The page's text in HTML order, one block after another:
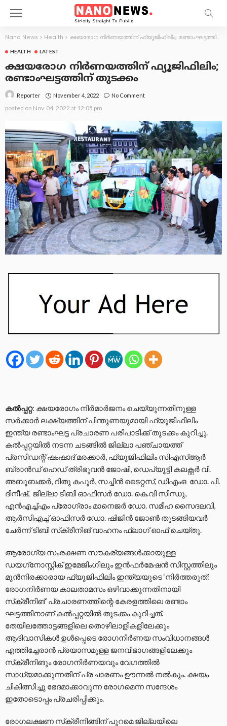
Nano News > Health > ക്ഷയരോഗ നിര്‍ണയത്തിന് ഫ്യൂജിഫിലിം; രണ്ടാംഘട്ടത്തിന് തുടക്കം
HEALTH LATEST
ക്ഷയരോഗ നിര്‍ണയത്തിന് ഫ്യൂജിഫിലിം;
രണ്ടാംഘട്ടത്തിന് തുടക്കം
Reporter November 4, 2022 No Comment
posted on Nov. 04, 2022 at 12:05 pm
കല്‍പ്പറ്റ: ക്ഷയരോഗം നിര്‍മാര്‍ജനം ചെയ്യുന്നതിനുള്ള
സര്‍ക്കാര്‍ ലക്ഷ്യത്തിന് പിന്തുണയുമായി ഫ്യൂജിഫിലിം
ഇന്ത്യ രണ്ടാംഘട്ട പ്രചാരണ പരിപാടിക്ക് തുടക്കം കുറിച്ചു.
കല്‍പ്പറ്റയില്‍ നടന്ന ചടങ്ങില്‍ ജില്ലാ പഞ്ചായത്ത്
പ്രസിഡന്റ് ഷംഷാദ് മരക്കാര്‍, ഫ്യൂജിഫിലിം സിഎസ്ആര്‍
ബ്രാന്‍ഡ് ഹെഡ് ത്രിഭുവന്‍ ജോഷി, ഡെപ്യൂട്ടി കലക്റ്റര്‍ വി.
അബൂബക്കര്‍, റിതു കപൂര്‍, സച്ചിന്‍ ടൈറ്റസ്, ഡിഎംഒ ഡോ. പി.
ദിനീഷ്, ജില്ലാ ടിബി ഓഫിസര്‍ ഡോ. കെ.വി സിന്ധു,
എന്‍എച്ച്എം പ്രോഗ്രാം മാനെജര്‍ ഡോ. സമീഹ സൈദലവി,
ആര്‍സിഎച്ച് ഓഫിസര്‍ ഡോ. ഷിജിന്‍ ജോണ്‍ തുടങ്ങിയവര്‍
ചേര്‍ന്ന് ടിബി സ്‌ക്രീനിങ് വാഹനം ഫ്‌ലാഗ് ഓഫ് ചെയ്തു.
ആരോഗ്യ സംരക്ഷണ സൗകര്യങ്ങള്‍ക്കായുള്ള
ഡയഗ്‌നോസ്റ്റിക് ഇമേജിംഗിലും ഇന്‍ഫര്‍മേഷന്‍ സിസ്റ്റത്തിലും
മുന്‍നിരക്കാരായ ഫ്യൂജിഫിലിം ഇന്ത്യയുടെ ‘നിര്‍ത്തരുത്:
രോഗനിര്‍ണയ കാലതാമസം ഒഴിവാക്കുന്നതിനായി
സ്‌ക്രീനിങ്’ പ്രചാരണത്തിന്റെ കേരളത്തിലെ രണ്ടാം
ഘട്ടത്തിനാണ് കല്‍പ്പറ്റയില്‍ തുടക്കം കുറിച്ചത്.
തേയിലത്തോട്ടങ്ങളിലെ തൊഴിലാളികളിലേക്കും
ആദിവാസികള്‍ ഉള്‍പ്പെടെ രോഗനിര്‍ണയ സംവിധാനങ്ങള്‍
എത്തിച്ചേരാന്‍ പ്രയാസമുള്ള ജനവിഭാഗങ്ങളിലേക്കും
സ്‌ക്രീനിങും രോഗനിര്‍ണയവും വേഗത്തില്‍
സാധ്യമാക്കുന്നതിന് പ്രചാരണം ഊന്നല്‍ നല്‍കും. ക്ഷയം
ചികിത്സിച്ചു ഭേദമാക്കാവുന്ന രോഗമെന്ന സന്ദേശം
ഇതോടൊപ്പം പ്രചരിപ്പിക്കും.
രോഗലക്ഷണ സ്‌ക്രീനിങ്ങിന് പുറമെ ജില്ലയിലെ